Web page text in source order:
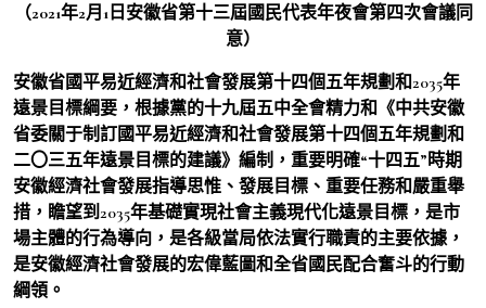
（2021年2月1日安徽省第十三屆國民代表年夜會第四次會議同
意）
安徽省國平易近經濟和社會發展第十四個五年規劃和2035年
遠景目標綱要，根據黨的十九屆五中全會精力和《中共安徽
省委關于制訂國平易近經濟和社會發展第十四個五年規劃和
二〇三五年遠景目標的建議》編制，重要明確“十四五”時期
安徽經濟社會發展指導思惟、發展目標、重要任務和嚴重舉
措，瞻望到2035年基礎實現社會主義現代化遠景目標，是市
場主體的行為導向，是各級當局依法實行職責的主要依據，
是安徽經濟社會發展的宏偉藍圖和全省國民配合奮斗的行動
綱領。